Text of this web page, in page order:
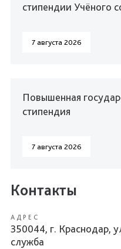
стипендии Учёного
7 августа 2026
Повышенная
стипендия
7 августа 2026
Контакты
АДРЕС
350044, г. Краснодар,
служба